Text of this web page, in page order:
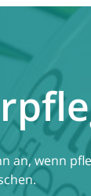
an, wenn